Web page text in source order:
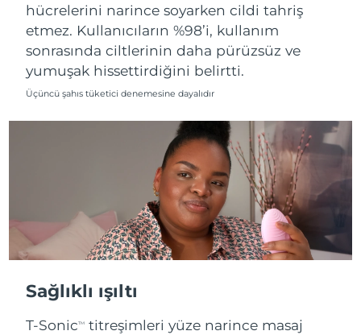
hücrelerini narince soyarken cildi tahriş
etmez. Kullanıcıların %98’i, kullanım
sonrasında ciltlerinin daha pürüzsüz ve
yumuşak hissettirdiğini belirtti.
Üçüncü şahıs tüketici denemesine dayalıdır
Sağlıklı ışıltı
T-SonicTM
titreşimleri yüze narince masaj
Singapur
Tahmini teslim tarihi
12/08/2026
Slovakya
Tahmini teslim tarihi
10/08/2026
Tahmini teslim tarihi
18/08/2026
Güney Kore
Tahmini teslim tarihi
12/08/2026
İspanya
Tahmini teslim tarihi
10/08/2026
İsveç